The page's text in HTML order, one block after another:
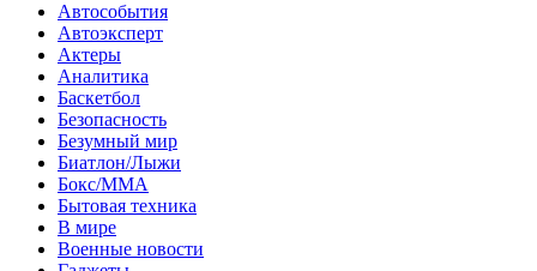
Автособытия
Автоэксперт
Актеры
Аналитика
Баскетбол
Безопасность
Безумный мир
Биатлон/Лыжи
Бокс/MMA
Бытовая техника
В мире
Военные новости